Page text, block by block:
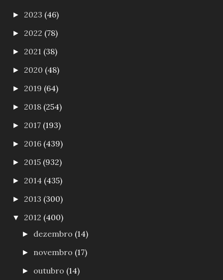
► 2023 (46)
► 2022 (78)
► 2021 (38)
► 2020 (48)
► 2019 (64)
► 2018 (254)
► 2017 (193)
► 2016 (439)
► 2015 (932)
► 2014 (435)
► 2013 (300)
▼ 2012 (400)
► dezembro (14)
► novembro (17)
► outubro (14)